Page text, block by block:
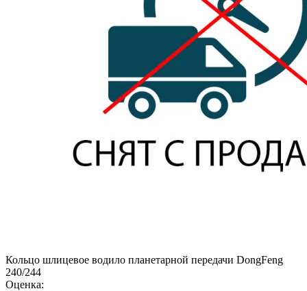
Кольцо шлицевое водило планетарной передачи DongFeng
240/244
Оценка: